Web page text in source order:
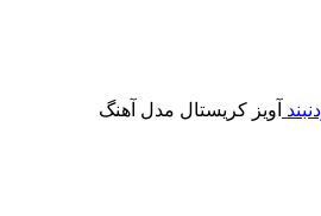
آویز کریستال مدل آهنگ